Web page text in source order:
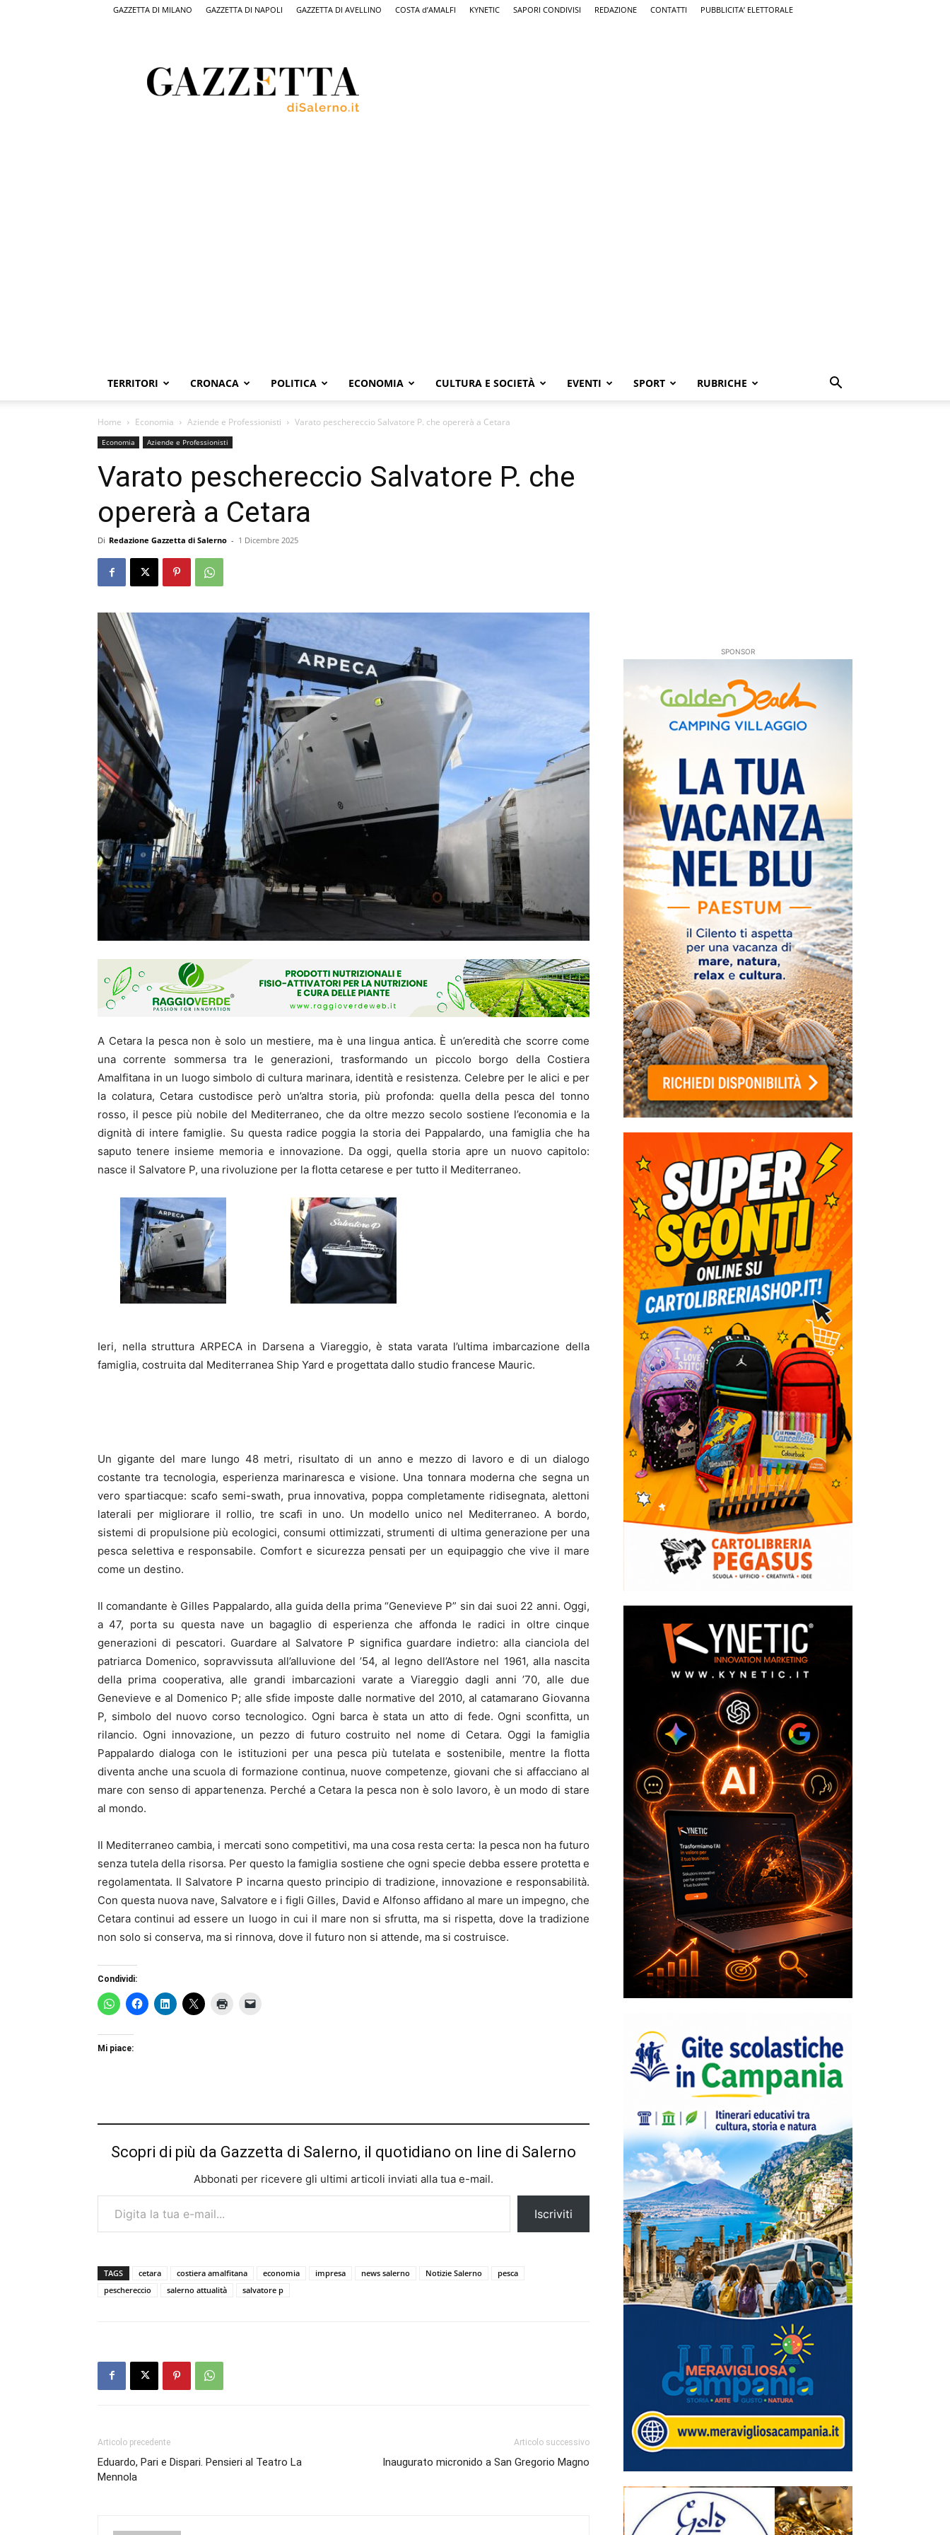
GAZZETTA DI MILANO GAZZETTA DI NAPOLI GAZZETTA DI AVELLINO COSTA d’AMALFI KYNETIC SAPORI CONDIVISI REDAZIONE CONTATTI PUBBLICITA’ ELETTORALE
Salerno,
il
quotidiano
TERRITORI CRONACA POLITICA ECONOMIA CULTURA E SOCIETÀ EVENTI SPORT RUBRICHE
Home Economia Aziende e Professionisti Varato peschereccio Salvatore P. che opererà a Cetara
Economia Aziende e Professionisti
Varato peschereccio Salvatore P. che
opererà a Cetara
Di Redazione Gazzetta di Salerno - 1 Dicembre 2025
A Cetara la pesca non è solo un mestiere, ma è una lingua antica. È un’eredità che scorre come
una corrente sommersa tra le generazioni, trasformando un piccolo borgo della Costiera
Amalfitana in un luogo simbolo di cultura marinara, identità e resistenza. Celebre per le alici e per
la colatura, Cetara custodisce però un’altra storia, più profonda: quella della pesca del tonno
rosso, il pesce più nobile del Mediterraneo, che da oltre mezzo secolo sostiene l’economia e la
dignità di intere famiglie. Su questa radice poggia la storia dei Pappalardo, una famiglia che ha
saputo tenere insieme memoria e innovazione. Da oggi, quella storia apre un nuovo capitolo:
nasce il Salvatore P, una rivoluzione per la flotta cetarese e per tutto il Mediterraneo.
Ieri, nella struttura ARPECA in Darsena a Viareggio, è stata varata l’ultima imbarcazione della
famiglia, costruita dal Mediterranea Ship Yard e progettata dallo studio francese Mauric.
Un gigante del mare lungo 48 metri, risultato di un anno e mezzo di lavoro e di un dialogo
costante tra tecnologia, esperienza marinaresca e visione. Una tonnara moderna che segna un
vero spartiacque: scafo semi-swath, prua innovativa, poppa completamente ridisegnata, alettoni
laterali per migliorare il rollio, tre scafi in uno. Un modello unico nel Mediterraneo. A bordo,
sistemi di propulsione più ecologici, consumi ottimizzati, strumenti di ultima generazione per una
pesca selettiva e responsabile. Comfort e sicurezza pensati per un equipaggio che vive il mare
come un destino.
Il comandante è Gilles Pappalardo, alla guida della prima “Genevieve P” sin dai suoi 22 anni. Oggi,
a 47, porta su questa nave un bagaglio di esperienza che affonda le radici in oltre cinque
generazioni di pescatori. Guardare al Salvatore P significa guardare indietro: alla cianciola del
patriarca Domenico, sopravvissuta all’alluvione del ’54, al legno dell’Astore nel 1961, alla nascita
della prima cooperativa, alle grandi imbarcazioni varate a Viareggio dagli anni ’70, alle due
Genevieve e al Domenico P; alle sfide imposte dalle normative del 2010, al catamarano Giovanna
P, simbolo del nuovo corso tecnologico. Ogni barca è stata un atto di fede. Ogni sconfitta, un
rilancio. Ogni innovazione, un pezzo di futuro costruito nel nome di Cetara. Oggi la famiglia
Pappalardo dialoga con le istituzioni per una pesca più tutelata e sostenibile, mentre la flotta
diventa anche una scuola di formazione continua, nuove competenze, giovani che si affacciano al
mare con senso di appartenenza. Perché a Cetara la pesca non è solo lavoro, è un modo di stare
al mondo.
Il Mediterraneo cambia, i mercati sono competitivi, ma una cosa resta certa: la pesca non ha futuro
senza tutela della risorsa. Per questo la famiglia sostiene che ogni specie debba essere protetta e
regolamentata. Il Salvatore P incarna questo principio di tradizione, innovazione e responsabilità.
Con questa nuova nave, Salvatore e i figli Gilles, David e Alfonso affidano al mare un impegno, che
Cetara continui ad essere un luogo in cui il mare non si sfrutta, ma si rispetta, dove la tradizione
non solo si conserva, ma si rinnova, dove il futuro non si attende, ma si costruisce.
Condividi:
Mi piace:
Scopri di più da Gazzetta di Salerno, il quotidiano on line di Salerno
Abbonati per ricevere gli ultimi articoli inviati alla tua e-mail.
Digita la tua e-mail...
Iscriviti
TAGS cetara costiera amalfitana economia impresa news salerno Notizie Salerno
pesca
peschereccio
salerno attualità salvatore p
Articolo precedente
Eduardo, Pari e Dispari. Pensieri al Teatro La
Mennola
Articolo successivo
Inaugurato micronido a San Gregorio Magno
SPONSOR